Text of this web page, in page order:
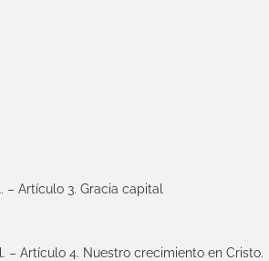
– Artículo 3. Gracia capital
– Artículo 4. Nuestro crecimiento en Cristo.